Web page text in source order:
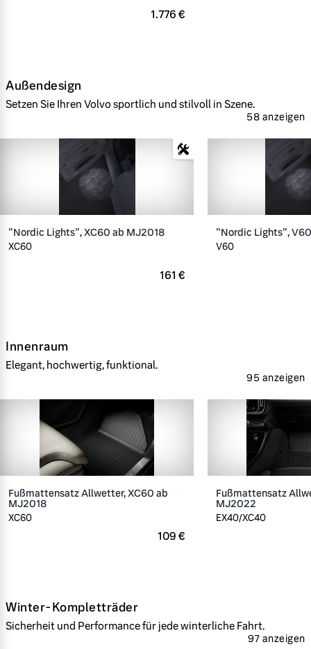
1.776 €
Außendesign
Setzen Sie Ihren Volvo sportlich und stilvoll in Szene.
58 anzeigen
"Nordic Lights", XC60 ab MJ2018
XC60
161 €
"Nordic Lights",
V60
Innenraum
Elegant, hochwertig, funktional.
95 anzeigen
Fußmattensatz Allwetter, XC60 ab
MJ2018
XC60
109 €
Fußmattensatz
MJ2022
EX40/XC40
Winter-Kompletträder
Sicherheit und Performance für jede winterliche Fahrt.
97 anzeigen